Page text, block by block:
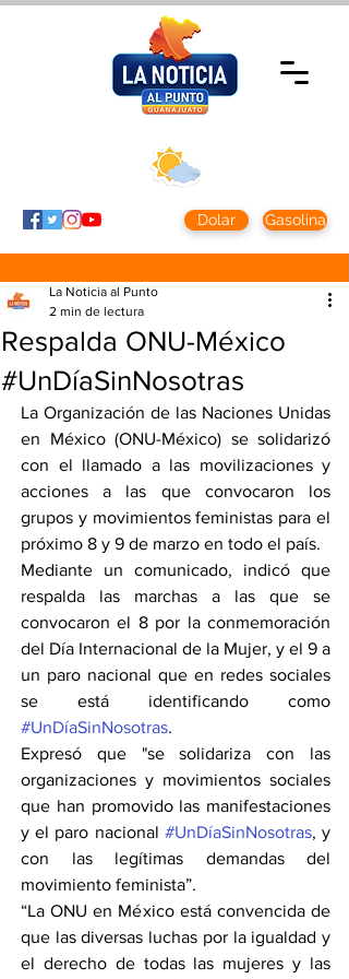
Dolar Gasolina
Respalda ONU-México
#UnDíaSinNosotras
La Noticia al Punto
2 min de lectura
La Organización de las Naciones Unidas
en México (ONU-México) se solidarizó
con el llamado a las movilizaciones y
acciones a las que convocaron los
grupos y movimientos feministas para el
próximo 8 y 9 de marzo en todo el país.
Mediante un comunicado, indicó que
respalda las marchas a las que se
convocaron el 8 por la conmemoración
del Día Internacional de la Mujer, y el 9 a
un paro nacional que en redes sociales
#UnDíaSinNosotras.
Expresó que "se solidariza con las
organizaciones y movimientos sociales
que han promovido las manifestaciones
y el paro nacional #UnDíaSinNosotras, y
con las legítimas demandas del
movimiento feminista”.
“La ONU en México está convencida de
que las diversas luchas por la igualdad y
el derecho de todas las mujeres y las